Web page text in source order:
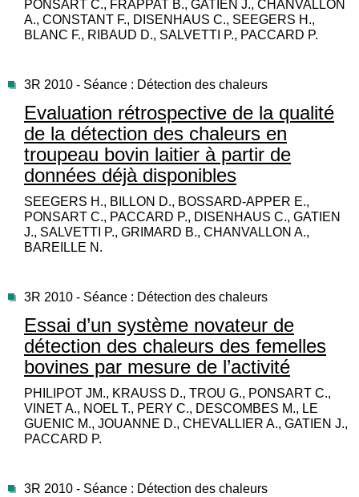
PONSART C., FRAPPAT B., GATIEN J., CHANVALLON
A., CONSTANT F., DISENHAUS C., SEEGERS H.,
BLANC F., RIBAUD D., SALVETTI P., PACCARD P.
3R 2010 - Séance : Détection des chaleurs
Evaluation rétrospective de la qualité
de la détection des chaleurs en
troupeau bovin laitier à partir de
données déjà disponibles
SEEGERS H., BILLON D., BOSSARD-APPER E.,
PONSART C., PACCARD P., DISENHAUS C., GATIEN
J., SALVETTI P., GRIMARD B., CHANVALLON A.,
BAREILLE N.
3R 2010 - Séance : Détection des chaleurs
Essai d’un système novateur de
détection des chaleurs des femelles
bovines par mesure de l’activité
PHILIPOT JM., KRAUSS D., TROU G., PONSART C.,
VINET A., NOEL T., PERY C., DESCOMBES M., LE
GUENIC M., JOUANNE D., CHEVALLIER A., GATIEN J.,
PACCARD P.
3R 2010 - Séance : Détection des chaleurs